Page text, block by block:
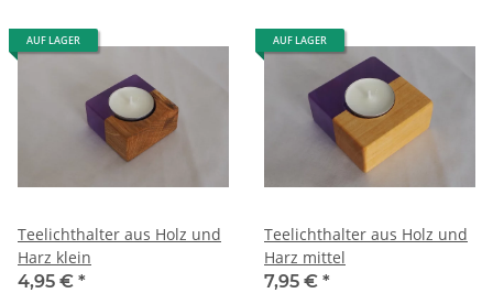
AUF LAGER
Teelichthalter aus Holz und
Harz klein
4,95 € *
AUF LAGER
Teelichthalter aus Holz und
Harz mittel
7,95 € *